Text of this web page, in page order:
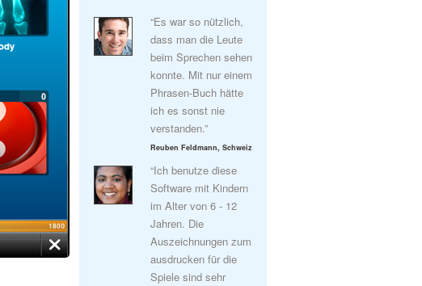
“Es war so nützlich,
dass man die Leute
beim Sprechen sehen
konnte. Mit nur einem
Phrasen-Buch hätte
ich es sonst nie
verstanden.”
Reuben Feldmann, Schweiz
“Ich benutze diese
Software mit Kindern
im Alter von 6 - 12
Jahren. Die
Auszeichnungen zum
ausdrucken für die
Spiele sind sehr